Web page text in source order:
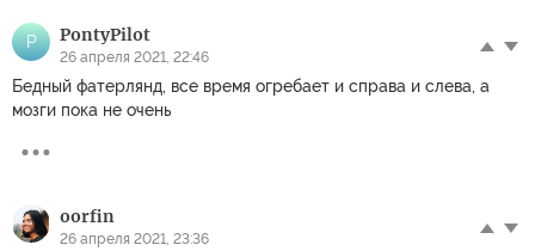
P PontyPilot
26 апреля 2021, 22:46
Бедный фатерлянд, все время огребает и справа и слева, а
мозги пока не очень
oorfin
26 апреля 2021, 23:36